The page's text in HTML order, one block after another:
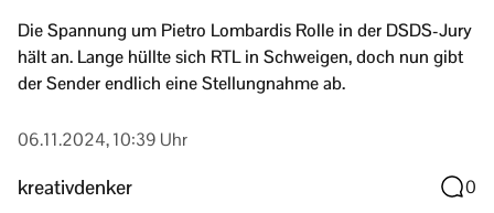
Die Spannung um Pietro Lombardis Rolle in der DSDS-Jury
hält an. Lange hüllte sich RTL in Schweigen, doch nun gibt
der Sender endlich eine Stellungnahme ab.
06.11.2024, 10:39 Uhr
kreativdenker 0